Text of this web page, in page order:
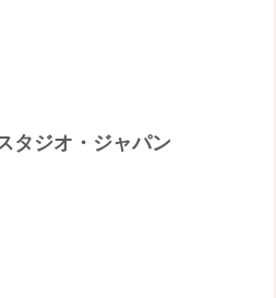
ジオ・ジャパン